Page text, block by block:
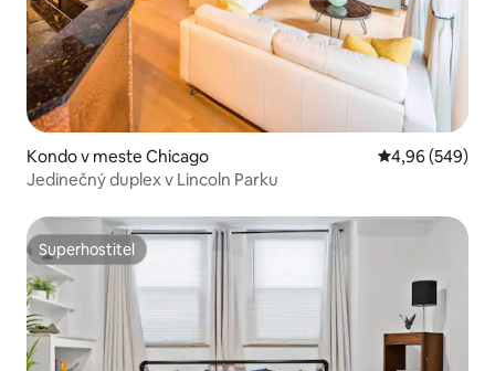
Kondo v meste Chicago Priemerné
4,96 (549)
Jedinečný duplex v Lincoln Parku
Superhostiteľ
Superhostiteľ